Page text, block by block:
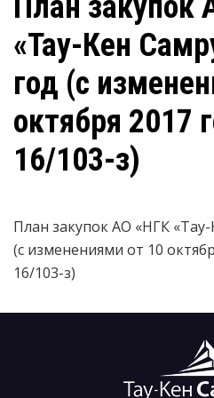
«Тау-Кен
год (с
октября 2017
16/103-з)
План закупок АО «НГК
(с изменениями от 10
16/103-з)